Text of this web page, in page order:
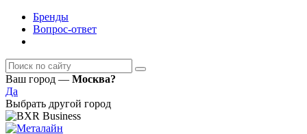
Бренды
Вопрос-ответ
Ваш город — Москва?
Да
Выбрать другой город